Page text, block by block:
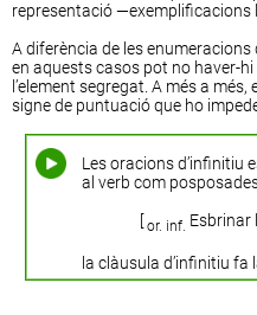
representació—exemplificacions
A diferència de les enumeracions
en aquests casos pot no haver-
l’element segregat. A més a
signe de puntuació que ho
Les oracions d’infinitiu
al verb com
[or. inf. Esbrinar
la clàusula d’infinitiu fa